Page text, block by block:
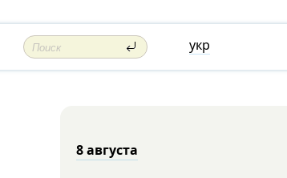
укр
8 августа